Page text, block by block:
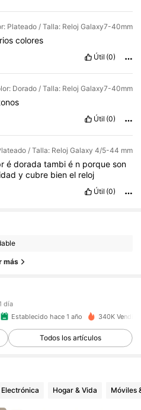
Plateado / Talla: Reloj Galaxy7-40mm
colores
Útil (0)
Dorado / Talla: Reloj Galaxy7-40mm
Útil (0)
/ Talla: Reloj Galaxy 4/5-44 mm
é dorada tambi é n porque son
ycubre bienel reloj
Útil (0)
más
día
Establecido hace 1 año 340K
Todos los artículos
Electrónica Hogar & Vida Móviles